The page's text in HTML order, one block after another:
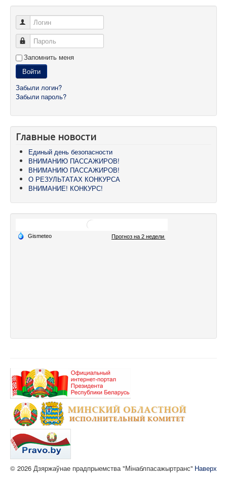
Логин
Пароль
Запомнить меня
Войти
Забыли логин?
Забыли пароль?
Главные новости
Единый день безопасности
ВНИМАНИЮ ПАССАЖИРОВ!
ВНИМАНИЮ ПАССАЖИРОВ!
О РЕЗУЛЬТАТАХ КОНКУРСА
ВНИМАНИЕ! КОНКУРС!
Наверх
© 2026 Дзяржаўнае прадпрыемства "Мінаблпасажыртранс"